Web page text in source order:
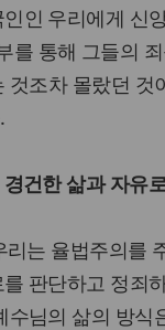
인 우리에게 신
를 통해 그들의
것조차 몰랐던
건한 삶과 자유
리는 율법주의를
판단하고 정죄
수님의 삶의 방